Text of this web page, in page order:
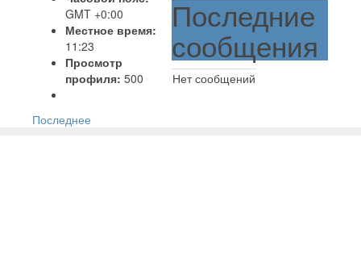
GMT +0:00
Местное время:
11:23
Просмотр
профиля: 500
Последние
сообщения
Нет сообщений
Последнее